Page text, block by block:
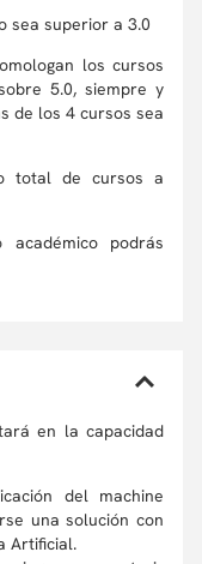
sea superior a 3.0
los cursos
5.0, siempre y
de los 4 cursos sea
total de cursos a
podrás
en la capacidad
del machine
una solución con
Artificial.